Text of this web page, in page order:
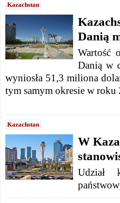
Kazachstan
Danią
Wartość
Danią w
wyniosła 51,3 miliona
tym samym okresie w roku
Kazachstan
W
Udział